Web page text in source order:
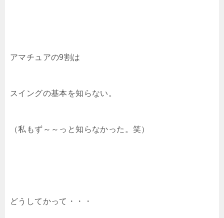
アマチュアの9割は
スイングの基本を知らない。
（私もず～～っと知らなかった。笑）
どうしてかって・・・